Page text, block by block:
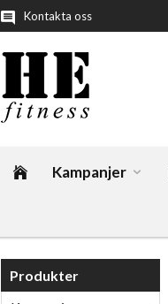
Kontakta oss
Kampanjer
Produkter